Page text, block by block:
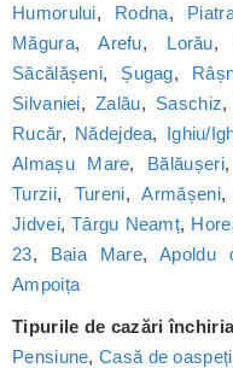
Humorului, Rodna,
Măgura,Arefu, Lorău
Săcălășeni, Șugag,
Silvaniei,Zalău, Saschiz,
Rucăr, Nădejdea, Ighiu/
Almașu Mare, Bălăușeri,
Turzii, Tureni,Armășeni,
Jidvei,Târgu Neamț,
23, Baia Mare,Apoldu
Ampoița
Tipurile de cazări
Pensiune,Casă de oaspeți